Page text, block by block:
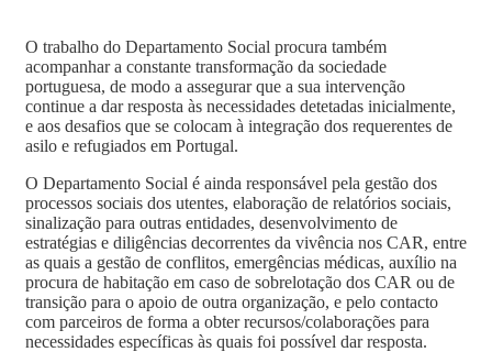
O trabalho do Departamento Social procura também
acompanhar a constante transformação da sociedade
portuguesa, de modo a assegurar que a sua intervenção
continue a dar resposta às necessidades detetadas inicialmente,
e aos desafios que se colocam à integração dos requerentes de
asilo e refugiados em Portugal.
O Departamento Social é ainda responsável pela gestão dos
processos sociais dos utentes, elaboração de relatórios sociais,
sinalização para outras entidades, desenvolvimento de
estratégias e diligências decorrentes da vivência nos CAR, entre
as quais a gestão de conflitos, emergências médicas, auxílio na
procura de habitação em caso de sobrelotação dos CAR ou de
transição para o apoio de outra organização, e pelo contacto
com parceiros de forma a obter recursos/colaborações para
necessidades específicas às quais foi possível dar resposta.